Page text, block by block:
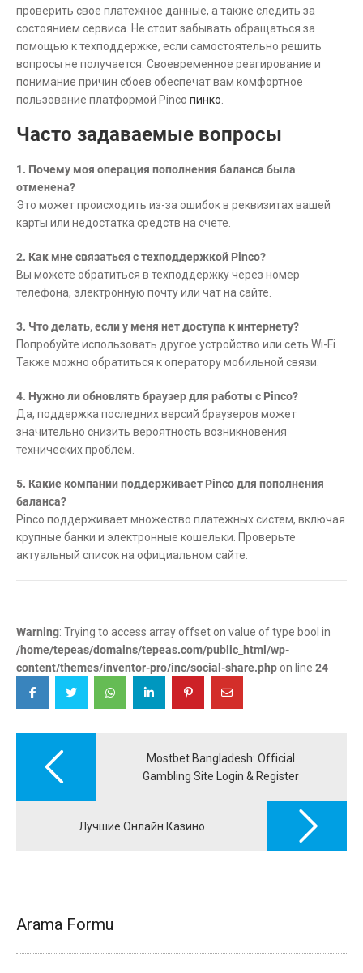
проверить свое платежное данные, а также следить за
состоянием сервиса. Не стоит забывать обращаться за
помощью к техподдержке, если самостоятельно решить
вопросы не получается. Своевременное реагирование и
понимание причин сбоев обеспечат вам комфортное
пользование платформой Pinco пинко
Часто задаваемые вопросы
1. Почему моя операция пополнения баланса была
отменена?
Это может происходить из-за ошибок в реквизитах вашей
карты или недостатка средств на счете.
2. Как мне связаться с техподдержкой Pinco?
Вы можете обратиться в техподдержку через номер
телефона, электронную почту или чат на сайте.
3. Что делать, если у меня нет доступа к интернету?
Попробуйте использовать другое устройство или сеть Wi-Fi.
Также можно обратиться к оператору мобильной связи.
4. Нужно ли обновлять браузер для работы с Pinco?
Да, поддержка последних версий браузеров может
значительно снизить вероятность возникновения
технических проблем.
5. Какие компании поддерживает Pinco для пополнения
баланса?
Pinco поддерживает множество платежных систем, включая
крупные банки и электронные кошельки. Проверьте
актуальный список на официальном сайте.
Warning: Trying to access array offset on value of type bool in
/home/tepeas/domains/tepeas.com/public_html/wp-
content/themes/inventor-pro/inc/social-share.php on line 24
Post
navigation
Mostbet Bangladesh: Official
Gambling Site Login & Register
Лучшие Онлайн Казино
Arama Formu